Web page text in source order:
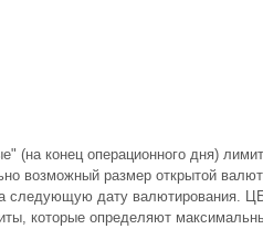
(на конец операционного дня)
возможный размер открытой
следующую дату валютирования.
которые определяют